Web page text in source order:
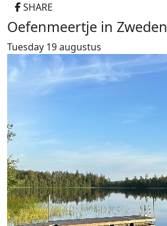
SHARE
Oefenmeertje in Zweden
Tuesday 19 augustus